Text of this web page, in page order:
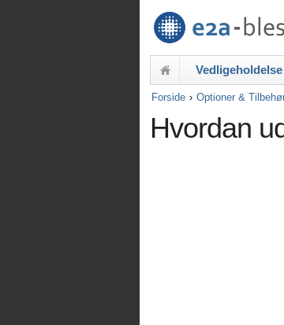
Forside Optioner &
Hvordan